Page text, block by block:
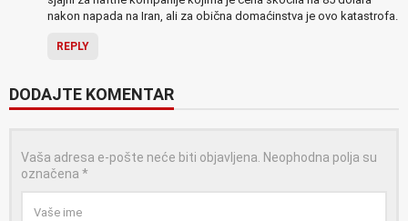
nakon napada na Iran, ali za obična domaćinstva je ovo katastrofa.
REPLY
DODAJTE KOMENTAR
Vaša adresa e-pošte neće biti objavljena. Neophodna polja su
označena *